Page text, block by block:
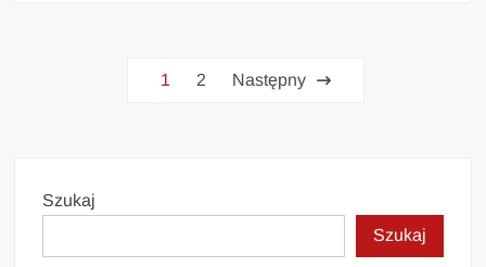
Stronicowanie
1 2 Następny
Szukaj
Szukaj